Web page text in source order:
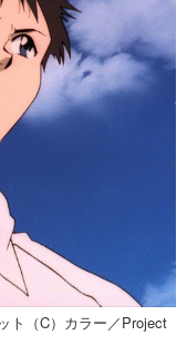
ト（C）カラー／Project